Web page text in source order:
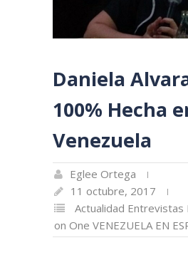
Daniela
100% Hecha
Venezuela
Eglee Ortega
11 octubre, 2017
Actualidad Entrevistas
on One VENEZUELA EN